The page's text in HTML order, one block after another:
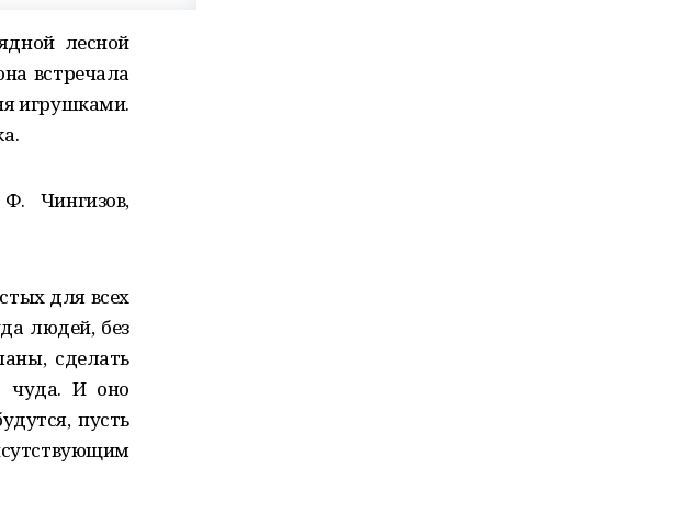
лесной
встречала
игрушками.
Чингизов,
для всех
людей, без
сделать
чуда. И оно
пусть